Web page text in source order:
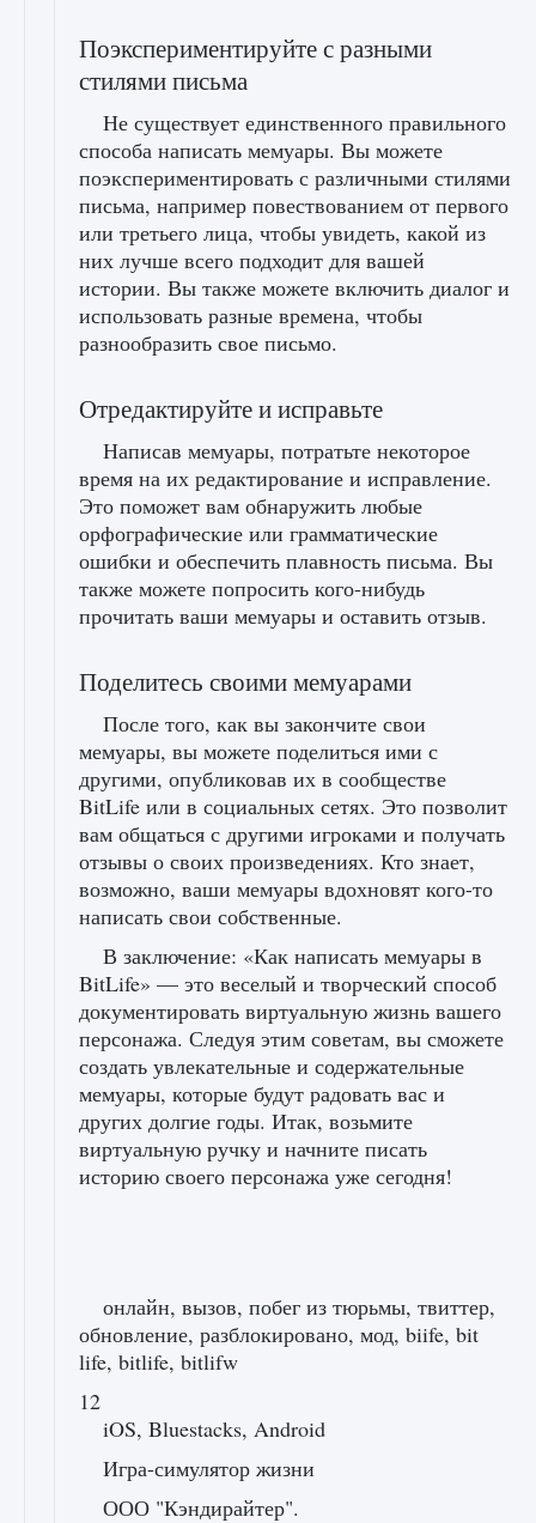
Поэкспериментируйте с разными
стилями письма
Не существует единственного правильного
способа написать мемуары. Вы можете
поэкспериментировать с различными стилями
письма, например повествованием от первого
или третьего лица, чтобы увидеть, какой из
них лучше всего подходит для вашей
истории. Вы также можете включить диалог и
использовать разные времена, чтобы
разнообразить свое письмо.
Отредактируйте и исправьте
Написав мемуары, потратьте некоторое
время на их редактирование и исправление.
Это поможет вам обнаружить любые
орфографические или грамматические
ошибки и обеспечить плавность письма. Вы
также можете попросить кого-нибудь
прочитать ваши мемуары и оставить отзыв.
Поделитесь своими мемуарами
После того, как вы закончите свои
мемуары, вы можете поделиться ими с
другими, опубликовав их в сообществе
BitLife или в социальных сетях. Это позволит
вам общаться с другими игроками и получать
отзывы о своих произведениях. Кто знает,
возможно, ваши мемуары вдохновят кого-то
написать свои собственные.
В заключение: «Как написать мемуары в
BitLife» — это веселый и творческий способ
документировать виртуальную жизнь вашего
персонажа. Следуя этим советам, вы сможете
создать увлекательные и содержательные
мемуары, которые будут радовать вас и
других долгие годы. Итак, возьмите
виртуальную ручку и начните писать
историю своего персонажа уже сегодня!
онлайн, вызов, побег из тюрьмы, твиттер,
обновление, разблокировано, мод, biife, bit
life, bitlife, bitlifw
12
iOS, Bluestacks, Android
Игра-симулятор жизни
ООО "Кэндирайтер".